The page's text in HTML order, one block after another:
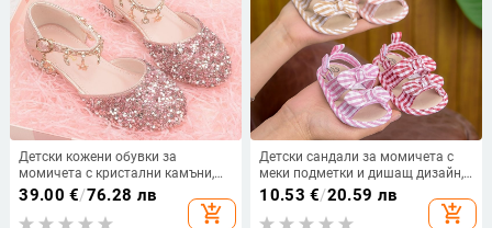
Детски кожени обувки за
момичета с кристални камъни,
високи токчета, за рокли и пиано
изпълнения, мека подметка
39.00 €/76.28 лв
add_shopping_cart
Детски сандали за момичета с
меки подметки и дишащ дизайн,
летни обувки за прохождане 0-36
10.53 €/20.59 лв
add_shopping_cart